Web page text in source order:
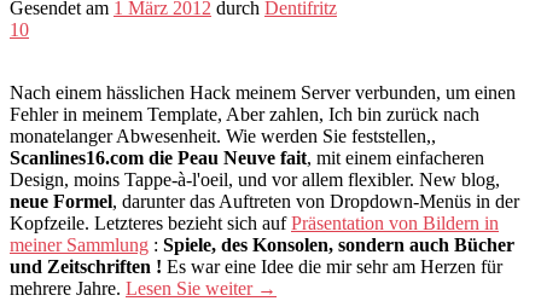
Gesendet am 1 März 2012 durch Dentifritz
10
Nach einem hässlichen Hack meinem Server verbunden, um einen
Fehler in meinem Template, Aber zahlen, Ich bin zurück nach
monatelanger Abwesenheit. Wie werden Sie feststellen,,
Scanlines16.com die Peau Neuve fait, mit einem einfacheren
Design, moins Tappe-à-l'oeil, und vor allem flexibler. New blog,
neue Formel, darunter das Auftreten von Dropdown-Menüs in der
Kopfzeile. Letzteres bezieht sich aufPräsentation von Bildern in
meiner Sammlung : Spiele, des Konsolen, sondern auch Bücher
und Zeitschriften ! Es war eine Idee die mir sehr am Herzen für
mehrere Jahre. Lesen Sie weiter →